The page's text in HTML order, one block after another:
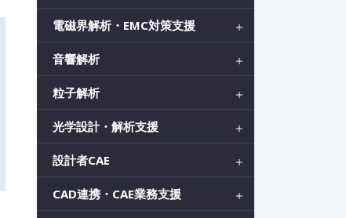
電磁界解析・EMC対策支援
音響解析
粒子解析
光学設計・解析支援
設計者CAE
CAD連携・CAE業務支援